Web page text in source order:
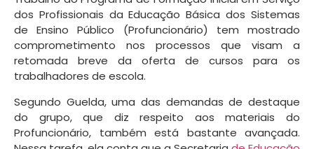
dos Profissionais da Educação Básica dos Sistemas
de Ensino Público (Profuncionário) tem mostrado
comprometimento nos processos que visam a
retomada breve da oferta de cursos para os
trabalhadores de escola.
Segundo Guelda, uma das demandas de destaque
do grupo, que diz respeito aos materiais do
Profuncionário, também está bastante avançada.